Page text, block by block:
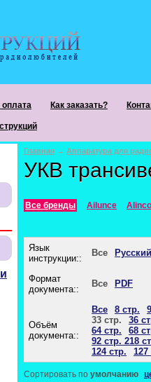
оплата Как заказать?
Главная → Аппаратура для
УКВ
Все бренды Ailunce Alinco
Язык
инструкции::
Все Русский
Формат
документа::
Все PDF
Объём
документа::
Все 8 стр.
33 стр.
36
64 стр.
68
92 стр. 218
124 стр.
127
Сортировать по умолчанию